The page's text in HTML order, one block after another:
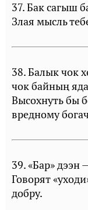
37. Бак сагыш
Злая мысль
38. Балык чок
чок байның
Высохнуть бы
вредному
39. «Бар» дээн
Говорят
добру.